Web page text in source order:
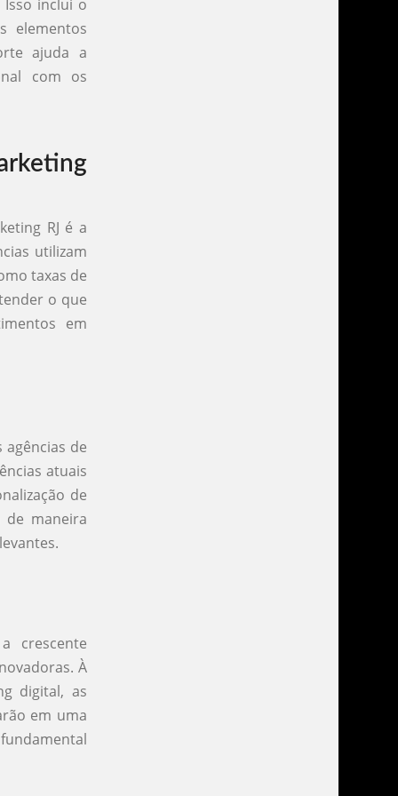
inclui o
elementos
ajuda a
com os
RJ é a
utilizam
taxas de
o que
em
de
atuais
de
de maneira
crescente
À
digital, as
em uma